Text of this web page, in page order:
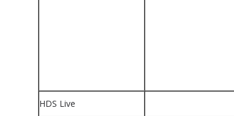
HDS Live